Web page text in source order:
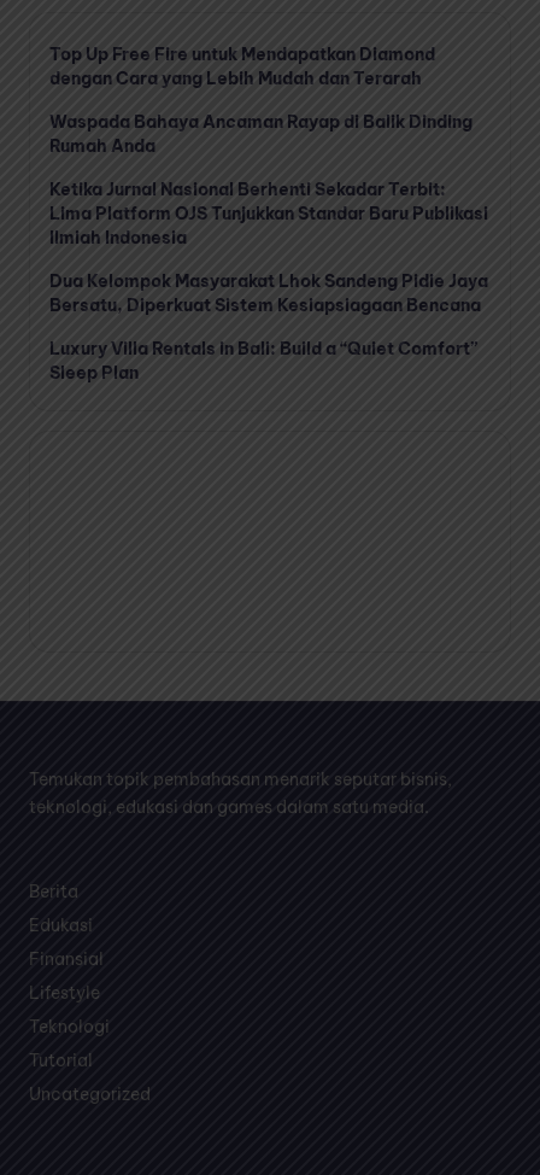
Top Up Free Fire untuk Mendapatkan Diamond
dengan Cara yang Lebih Mudah dan Terarah
Waspada Bahaya Ancaman Rayap di Balik Dinding
Rumah Anda
Ketika Jurnal Nasional Berhenti Sekadar Terbit:
Lima Platform OJS Tunjukkan Standar Baru Publikasi
Ilmiah Indonesia
Dua Kelompok Masyarakat Lhok Sandeng Pidie Jaya
Bersatu, Diperkuat Sistem Kesiapsiagaan Bencana
Luxury Villa Rentals in Bali: Build a “Quiet Comfort”
Sleep Plan
Temukan topik pembahasan menarik seputar bisnis,
teknologi, edukasi dan games dalam satu media.